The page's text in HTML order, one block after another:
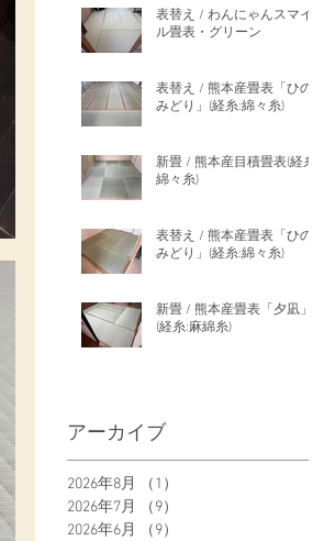
表替え / わんにゃんスマイ
ル畳表・グリーン
表替え / 熊本産畳表「ひの
みどり」(経糸:綿々糸)
新畳 / 熊本産目積畳表(経糸:
綿々糸)
表替え / 熊本産畳表「ひの
みどり」(経糸:綿々糸)
新畳 / 熊本産畳表「夕凪」
(経糸:麻綿糸)
アーカイブ
2026年8月 （1）
2026年7月
（9）
2026年6月
（9）